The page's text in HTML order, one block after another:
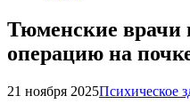
Тюменские врачи
операцию на
21 ноября 2025Психическое